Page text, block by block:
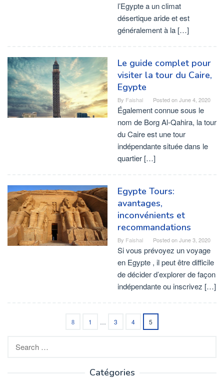
l’Egypte a un climat
désertique aride et est
généralement à la […]
Le guide complet pour
visiter la tour du Caire,
Egypte
By Faishal Posted onJune 4, 2020
Également connue sous le
nom de Borg Al-Qahira, la tour
du Caire est une tour
indépendante située dans le
quartier […]
Egypte Tours:
avantages,
inconvénients et
recommandations
By Faishal Posted onJune 3, 2020
Si vous prévoyez un voyage
en Egypte , il peut être difficile
de décider d’explorer de façon
indépendante ou inscrivez […]
1 … 3 4 5
for:
Catégories